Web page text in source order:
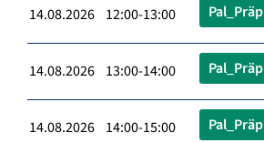
14.08.2026 12:00-13:00 Pal_Präp
14.08.2026 13:00-14:00 Pal_Präp
14.08.2026 14:00-15:00 Pal_Präp